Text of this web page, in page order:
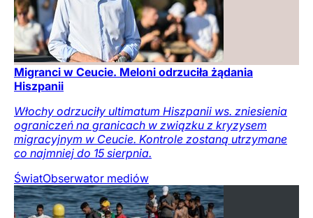
Migranci w Ceucie. Meloni odrzuciła żądania
Hiszpanii
Włochy odrzuciły ultimatum Hiszpanii ws. zniesienia
ograniczeń na granicach w związku z kryzysem
migracyjnym w Ceucie. Kontrole zostaną utrzymane
co najmniej do 15 sierpnia.
ŚwiatObserwator mediów